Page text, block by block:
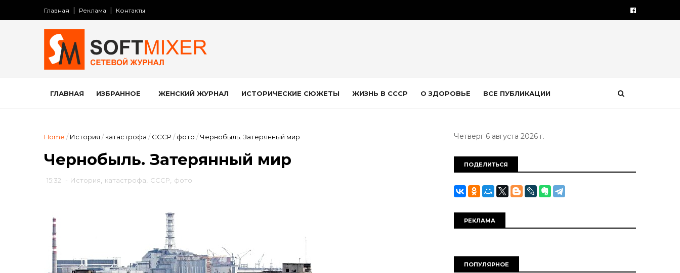
Главная Реклама Контакты
ГЛАВНАЯ ИЗБРАННОЕ ЖЕНСКИЙ ЖУРНАЛ ИСТОРИЧЕСКИЕ СЮЖЕТЫ ЖИЗНЬ В СССР О ЗДОРОВЬЕ ВСЕ ПУБЛИКАЦИИ
Home / История / катастрофа / СССР / фото / Чернобыль. Затерянный мир
Чернобыль. Затерянный мир
15:32 - История катастрофа СССР фото
Четверг 6 августа 2026 г.
ПОДЕЛИТЬСЯ
РЕКЛАМА
ПОПУЛЯРНОЕ